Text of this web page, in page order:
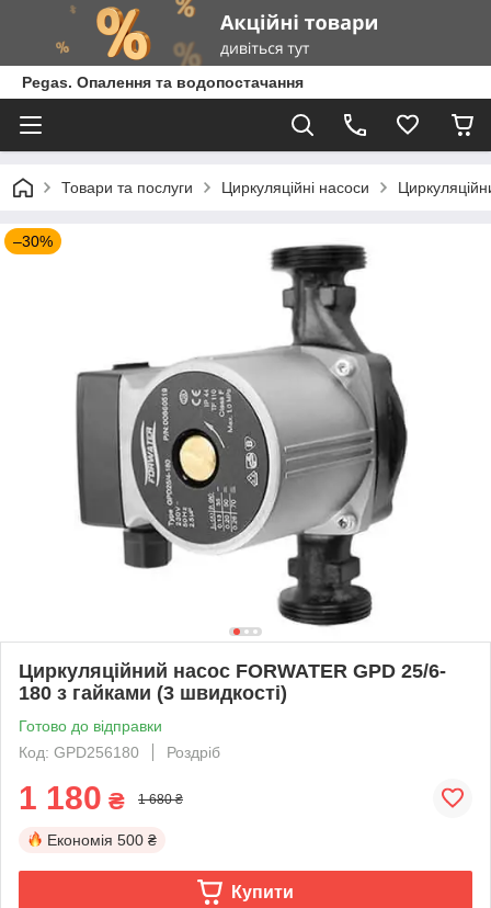
Pegas. Опалення та водопостачання
Товари та послуги Циркуляційні насоси
–30%
Циркуляційний насос FORWATER GPD 25/6-
180 з гайками (3 швидкості)
Готово до відправки
Код: GPD256180
Роздріб
1 180 ₴ 1 680 ₴
Економія 500 ₴
Купити